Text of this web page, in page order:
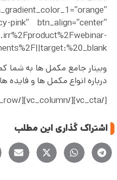
pink” btn_align=”center”
وبینار جامع مکمل ها به شما
درباره انواع مکمل ها و فایده
[/vc_cta][/vc_column][/vc_row]
اشتراک گذاری این مطلب